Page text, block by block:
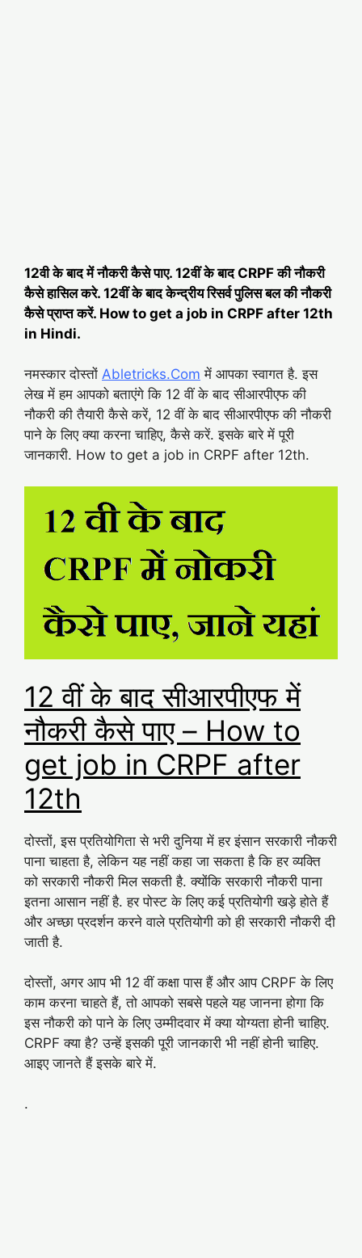
12वी के बाद में नौकरी कैसे पाए. 12वीं के बाद CRPF की नौकरी
कैसे हासिल करे. 12वीं के बाद केन्द्रीय रिसर्व पुलिस बल की नौकरी
कैसे प्राप्त करें. How to get a job in CRPF after 12th
in Hindi.
नमस्कार दोस्तों Abletricks.Com में आपका स्वागत है. इस
लेख में हम आपको बताएंगे कि 12 वीं के बाद सीआरपीएफ की
नौकरी की तैयारी कैसे करें, 12 वीं के बाद सीआरपीएफ की नौकरी
पाने के लिए क्या करना चाहिए, कैसे करें. इसके बारे में पूरी
जानकारी. How to get a job in CRPF after 12th.
12 वीं के बाद सीआरपीएफ में
नौकरी कैसे पाए – How to
get job in CRPF after
12th
दोस्तों, इस प्रतियोगिता से भरी दुनिया में हर इंसान सरकारी नौकरी
पाना चाहता है, लेकिन यह नहीं कहा जा सकता है कि हर व्यक्ति
को सरकारी नौकरी मिल सकती है. क्योंकि सरकारी नौकरी पाना
इतना आसान नहीं है. हर पोस्ट के लिए कई प्रतियोगी खड़े होते हैं
और अच्छा प्रदर्शन करने वाले प्रतियोगी को ही सरकारी नौकरी दी
जाती है.
दोस्तों, अगर आप भी 12 वीं कक्षा पास हैं और आप CRPF के लिए
काम करना चाहते हैं, तो आपको सबसे पहले यह जानना होगा कि
इस नौकरी को पाने के लिए उम्मीदवार में क्या योग्यता होनी चाहिए.
CRPF क्या है? उन्हें इसकी पूरी जानकारी भी नहीं होनी चाहिए.
आइए जानते हैं इसके बारे में.
.